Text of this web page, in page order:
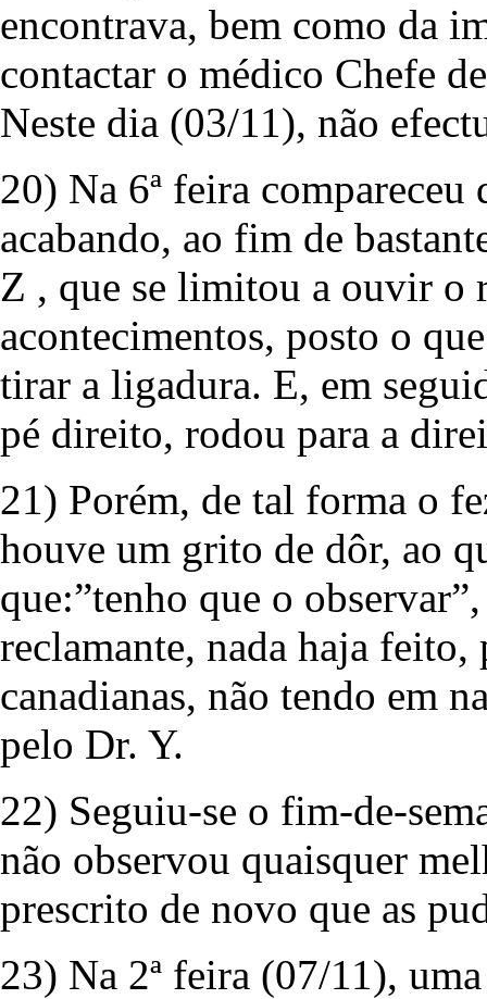
encontrava, bem como da
contactar o médico Chefe
Neste dia (03/11), não
20) Na 6ª feira
acabando, ao fim de
Z , que se limitou a ouvir o
acontecimentos, posto o
tirar a ligadura. E, em
pé direito, rodou para a
21) Porém, de tal forma o
houve um grito de dôr, ao
que:”tenho que o
reclamante, nada haja feito,
canadianas, não tendo em
pelo Dr. Y.
22) Seguiu-se o fim-de-
não observou quaisquer
prescrito de novo que as
23) Na 2ª feira (07/11),